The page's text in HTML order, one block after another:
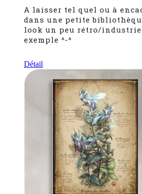
A laisser tel quel ou à
dans une petite
look un peu rétro/
exemple ^-^
Détail